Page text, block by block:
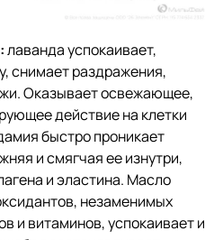
лаванда успокаивает,
снимает раздражения,
Оказывает освежающее,
действие на клетки
быстро проникает
и смягчая ее изнутри,
и эластина. Масло
незаменимых
и витаминов, успокаивает и